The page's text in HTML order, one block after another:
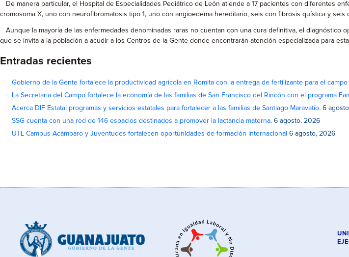
De manera particular, el Hospital de Especialidades Pediátrico de León atiende a 17 pacientes con diferentes
cromosoma X, uno con neurofibromatosis tipo 1, uno con angioedema hereditario, seis con fibrosis quística y
Aunque la mayoría de las enfermedades denominadas raras no cuentan con una cura definitiva, el diagnóstico
que se invita a la población a acudir a los Centros de la Gente donde encontrarán atención especializada para
Entradas recientes
Gobierno de la Gente fortalece la productividad agrícola en Romita con la entrega de fertilizante para el campo
La Secretaria del Campo fortalece la economía de las familias de San Francisco del Rincón con el programa
Acerca DIF Estatal programas y servicios estatales para fortalecer a las familias de Santiago Maravatío. 6
SSG cuenta con una red de 146 espacios destinados a promover la lactancia materna. 6 agosto, 2026
UTL Campus Acámbaro y Juventudes fortalecen oportunidades de formación internacional 6 agosto, 2026